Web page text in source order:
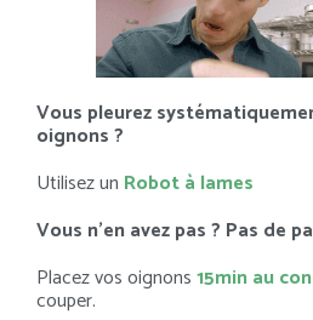
Vous pleurez
oignons ?
Utilisez un Robot à lames
Vous n’en avez pas ? Pas de
Placez vos oignons15min au
couper.